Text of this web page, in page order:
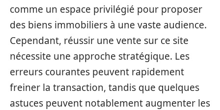
comme un espace privilégié pour proposer
des biens immobiliers à une vaste audience.
Cependant, réussir une vente sur ce site
nécessite une approche stratégique. Les
erreurs courantes peuvent rapidement
freiner la transaction, tandis que quelques
astuces peuvent notablement augmenter les